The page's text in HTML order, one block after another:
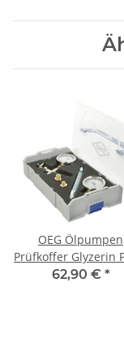
OEG Ölpumpen
Prüfkoffer Glyzerin
62,90 € *